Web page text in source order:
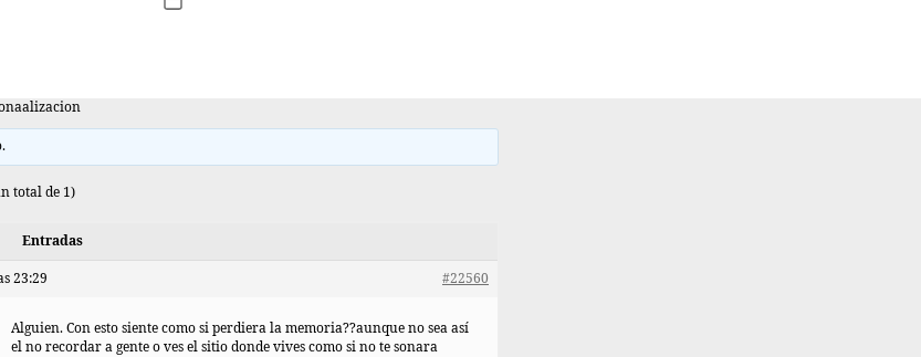
total de 1)
Entradas
23:29 #22560
Alguien. Con esto siente como si perdiera la memoria??aunque no sea así
el no recordar a gente o ves el sitio donde vives como si no te sonara